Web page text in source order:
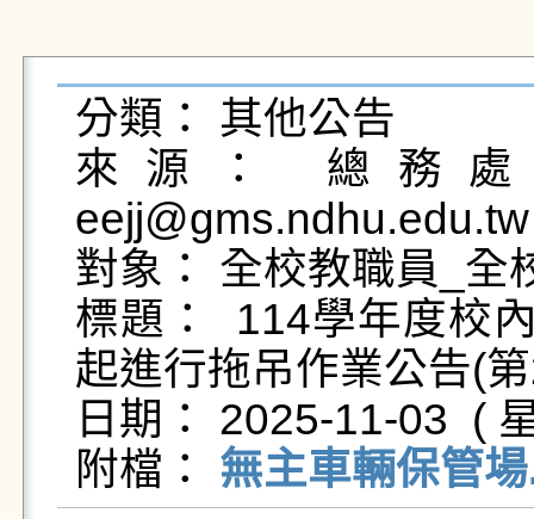
分類： 其他公告
來源： 總務
對象： 全校教職員_全
標題：  114學年度校
起進行拖吊作業公告(
日期： 2025-11-03  (
附檔： 無主車輛保管